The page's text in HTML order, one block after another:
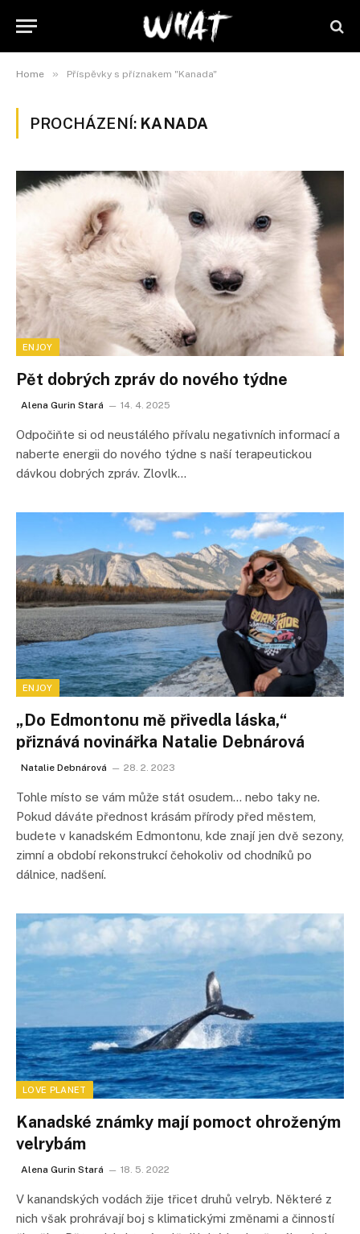
Home » Příspěvky s příznakem "Kanada"
PROCHÁZENÍ: KANADA
ENJOY
Pět dobrých zpráv do nového týdne
Alena Gurin Stará 14. 4. 2025
Odpočiňte si od neustálého přívalu negativních informací a
naberte energii do nového týdne s naší terapeutickou
dávkou dobrých zpráv. Zlovlk…
ENJOY
„Do Edmontonu mě přivedla láska,“
přiznává novinářka Natalie Debnárová
Natalie Debnárová 28. 2. 2023
Tohle místo se vám může stát osudem… nebo taky ne.
Pokud dáváte přednost krásám přírody před městem,
budete v kanadském Edmontonu, kde znají jen dvě sezony,
zimní a období rekonstrukcí čehokoliv od chodníků po
dálnice, nadšení.
LOVE PLANET
Kanadské známky mají pomoct ohroženým
velrybám
Alena Gurin Stará 18. 5. 2022
V kanandských vodách žije třicet druhů velryb. Některé z
nich však prohrávají boj s klimatickými změnami a činností